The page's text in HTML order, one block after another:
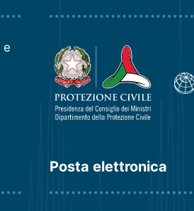
e
Posta elettronica